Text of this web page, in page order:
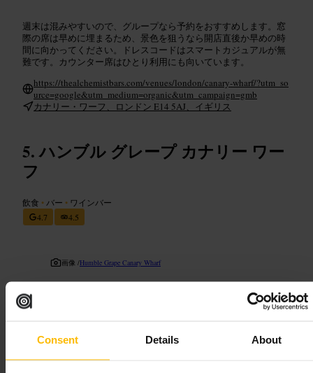
Consent Details About
週末は混みやすいので、グループなら予約をおすすめします。窓
際の席は早めに埋まるため、景色を狙うなら開店直後か早めの時
間に向かってください。ドレスコードはスマートカジュアルが無
難です。カウンター席はひとり利用にも向いています。
https://thealchemistbars.com/venues/london/canary-wharf/?utm_so
urce=google&utm_medium=organic&utm_campaign=gmb
カナリー・ワーフ、ロンドン E14 5AJ、イギリス
ハンブル グレープ カナリー ワー
フ
飲食 • バー • ワインバー
4.7
4.5
画像 /Humble Grape Canary Wharf
“カジュアルにワインを頼む、都会の一杯。”
向いている